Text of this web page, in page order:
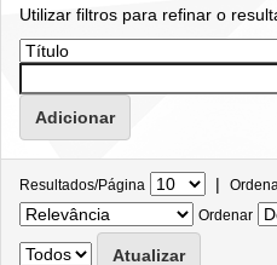
Utilizar filtros para refinar o
Resultados/Página |
Ordenar